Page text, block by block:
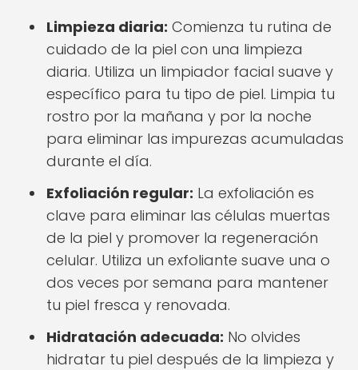
Limpieza diaria: Comienza tu rutina de
cuidado de la piel con una limpieza
diaria. Utiliza un limpiador facial suave y
específico para tu tipo de piel. Limpia tu
rostro por la mañana y por la noche
para eliminar las impurezas acumuladas
durante el día.
Exfoliación regular: La exfoliación es
clave para eliminar las células muertas
de la piel y promover la regeneración
celular. Utiliza un exfoliante suave una o
dos veces por semana para mantener
tu piel fresca y renovada.
Hidratación adecuada: No olvides
hidratar tu piel después de la limpieza y